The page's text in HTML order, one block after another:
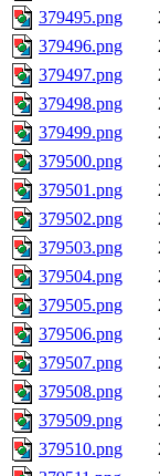
379495.png
379496.png
379497.png
379498.png
379499.png
379500.png
379501.png
379502.png
379503.png
379504.png
379505.png
379506.png
379507.png
379508.png
379509.png
379510.png